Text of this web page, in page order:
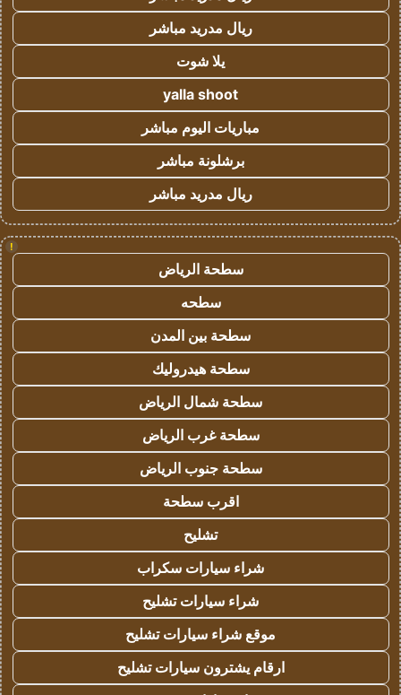
ريال مدريد مباشر
يلا شوت
yalla shoot
مباريات اليوم مباشر
برشلونة مباشر
ريال مدريد مباشر
!
سطحة الرياض
سطحه
سطحة بين المدن
سطحة هيدروليك
سطحة شمال الرياض
سطحة غرب الرياض
سطحة جنوب الرياض
اقرب سطحة
تشليح
شراء سيارات سكراب
شراء سيارات تشليح
موقع شراء سيارات تشليح
ارقام يشترون سيارات تشليح